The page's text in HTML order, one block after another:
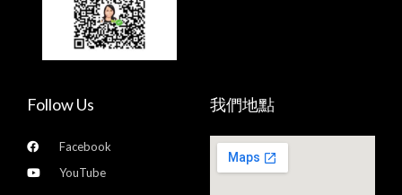
Follow Us
Facebook
YouTube
我們地點